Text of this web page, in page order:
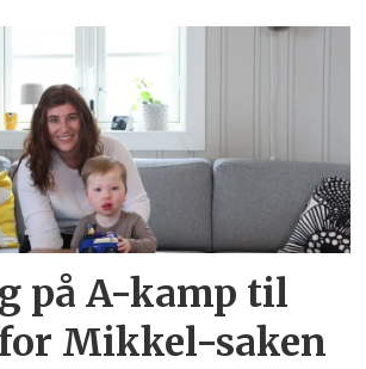
på A-kamp til
Mikkel-saken